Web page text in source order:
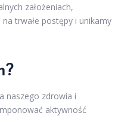
założeniach,
trwałe postępy i unikamy
naszego zdrowia i
aktywność